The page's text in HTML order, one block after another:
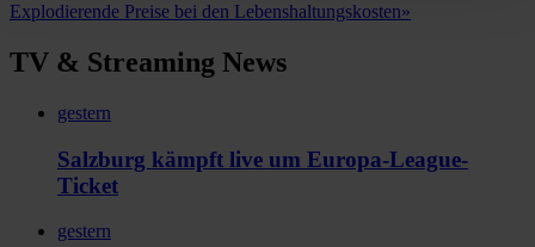
Explodierende Preise bei den Lebenshaltungskosten»
TV & Streaming News
gestern
Salzburg kämpft live um Europa-League-
Ticket
gestern